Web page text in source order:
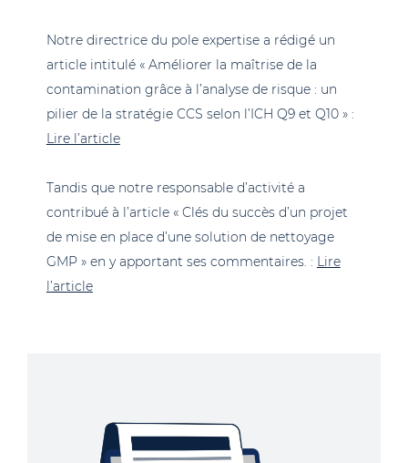
Notre directrice du pole expertise a rédigé un
article intitulé « Améliorer la maîtrise de la
contamination grâce à l’analyse de risque : un
pilier de la stratégie CCS selon l’ICH Q9 et Q10 » :
Lire l’article
Tandis que notre responsable d’activité a
contribué à l’article « Clés du succès d’un projet
de mise en place d’une solution de nettoyage
GMP » en y apportant ses commentaires. : Lire
l’article